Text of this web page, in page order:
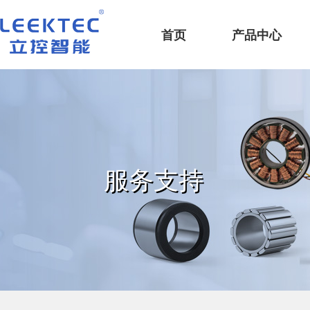
深圳市立控智能科技有限公司
首页
产品中心
服务支持